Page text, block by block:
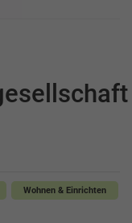
Wohnen & Einrichten